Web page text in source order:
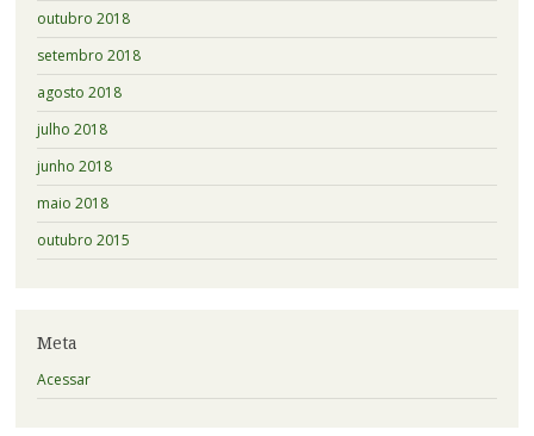
outubro 2018
setembro 2018
agosto 2018
julho 2018
junho 2018
maio 2018
outubro 2015
Meta
Acessar